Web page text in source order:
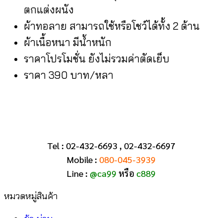
ตกแต่งผนัง
ผ้าทอลาย สามารถใช้หรือโชว์ได้ทั้ง 2 ด้าน
ผ้าเนื้อหนา มีน้ำหนัก
ราคาโปรโมชั่น ยังไม่รวมค่าตัดเย็บ
ราคา 390 บาท/หลา
Tel : 02-432-6693 , 02-432-6697
Mobile : 080-045-3939
Line : @ca99 หรือ c889
หมวดหมู่สินค้า